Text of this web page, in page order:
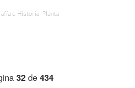
e Historia. Planta
32 de 434